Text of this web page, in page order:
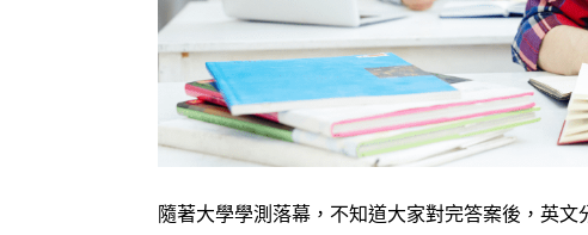
隨著大學學測落幕，不知道大家對完答案後，英